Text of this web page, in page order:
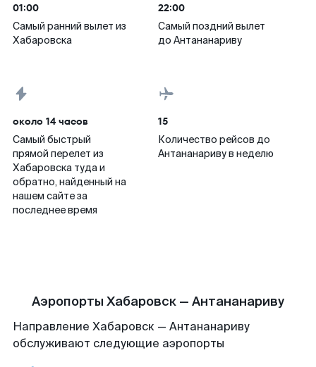
01:00
Самый ранний вылет из
Хабаровска
22:00
Самый поздний вылет
до Антананариву
около 14 часов
Самый быстрый
прямой перелет из
Хабаровска туда и
обратно, найденный на
нашем сайте за
последнее время
15
Количество рейсов до
Антананариву в неделю
Аэропорты Хабаровск — Антананариву
Направление Хабаровск — Антананариву
обслуживают следующие аэропорты